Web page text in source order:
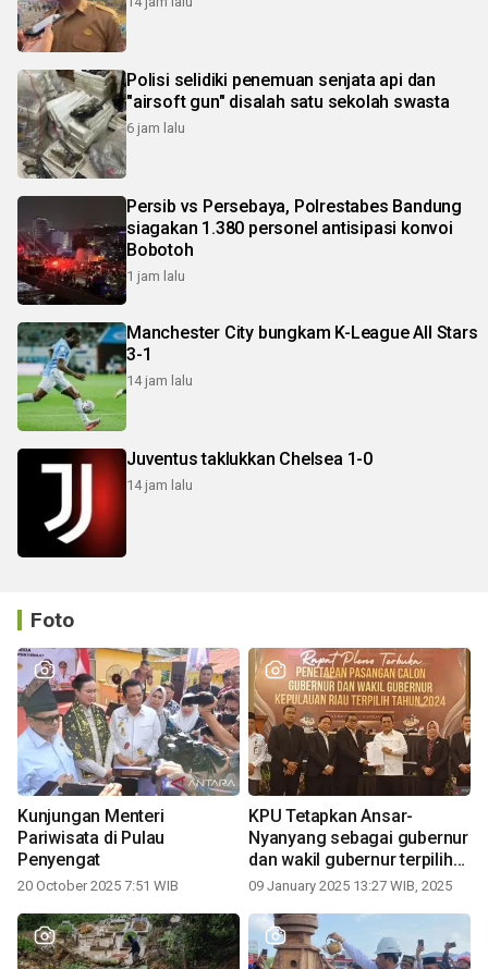
Polisi selidiki penemuan senjata api dan
"airsoft gun" disalah satu sekolah swasta
6 jam lalu
Persib vs Persebaya, Polrestabes Bandung
siagakan 1.380 personel antisipasi konvoi
Bobotoh
1 jam lalu
Manchester City bungkam K-League All Stars
3-1
14 jam lalu
Juventus taklukkan Chelsea 1-0
14 jam lalu
Foto
Kunjungan Menteri
Pariwisata di Pulau
Penyengat
20 October 2025 7:51 WIB
KPU Tetapkan Ansar-
Nyanyang sebagai gubernur
dan wakil gubernur terpilih
periode 2025-2030
09 January 2025 13:27 WIB, 2025